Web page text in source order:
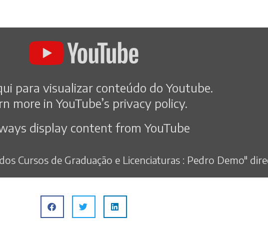
para visualizar conteúdo do Youtube.
more in YouTube’s privacy policy.
display content from YouTube
Cursos de Graduação e Licenciaturas : Pedro Demo"